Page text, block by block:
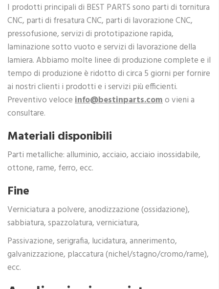
I prodotti principali di BEST PARTS sono parti di tornitura
CNC, parti di fresatura CNC, parti di lavorazione CNC,
pressofusione, servizi di prototipazione rapida,
laminazione sotto vuoto e servizi di lavorazione della
lamiera. Abbiamo molte linee di produzione complete e il
tempo di produzione è ridotto di circa 5 giorni per fornire
ai nostri clienti i prodotti e i servizi più efficienti.
Preventivo veloceinfo@bestinparts.como vieni a
consultare.
Materiali disponibili
Parti metalliche: alluminio, acciaio, acciaio inossidabile,
ottone, rame, ferro, ecc.
Fine
Verniciatura a polvere, anodizzazione (ossidazione),
sabbiatura, spazzolatura, verniciatura,
Passivazione, serigrafia, lucidatura, annerimento,
galvanizzazione, placcatura (nichel/stagno/cromo/rame),
ecc.